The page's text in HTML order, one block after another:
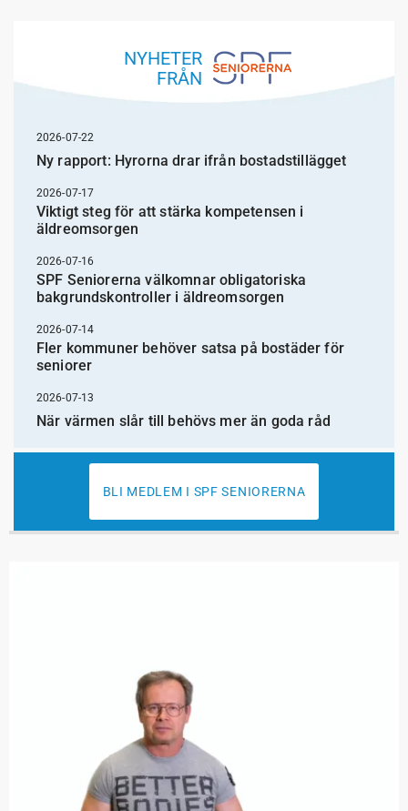
NYHETER
FRÅN
2026-07-22
Ny rapport: Hyrorna drar ifrån bostadstillägget
2026-07-17
Viktigt steg för att stärka kompetensen i
äldreomsorgen
2026-07-16
SPF Seniorerna välkomnar obligatoriska
bakgrundskontroller i äldreomsorgen
2026-07-14
Fler kommuner behöver satsa på bostäder för
seniorer
2026-07-13
När värmen slår till behövs mer än goda råd
BLI MEDLEM I SPF SENIORERNA